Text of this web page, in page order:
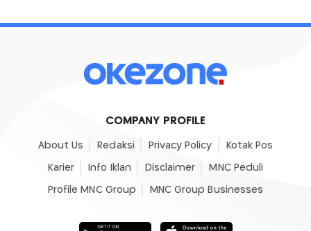
COMPANY PROFILE
About Us Redaksi Privacy Policy Kotak Pos
Karier Info Iklan Disclaimer MNC Peduli
Profile MNC Group MNC Group Businesses